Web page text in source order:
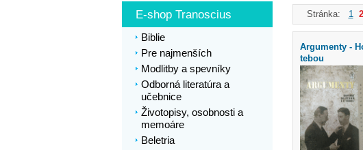
Stránka: 1 2
Argumenty -
tebou
E-shop Tranoscius
Biblie
Pre najmenších
Modlitby a spevníky
Odborná literatúra a
učebnice
Životopisy, osobnosti a
memoáre
Beletria